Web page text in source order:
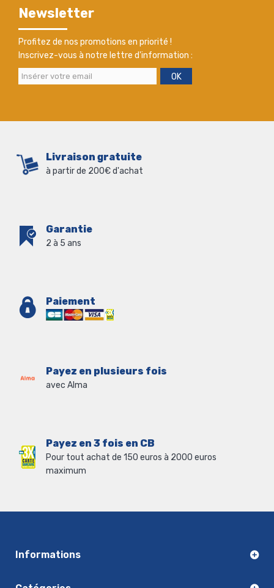
Newsletter
Profitez de nos promotions en priorité !
Inscrivez-vous à notre lettre d'information :
OK
Livraison gratuite
à partir de 200€ d'achat
Garantie
2 à 5 ans
Paiement
Payez en plusieurs fois
avec Alma
Payez en 3 fois en CB
Pour tout achat de 150 euros à 2000 euros
maximum
Informations